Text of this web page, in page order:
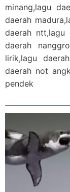
minang,lagu
daerah
daerah ntt,lagu
daerah
lirik,lagu
daerah not
pendek